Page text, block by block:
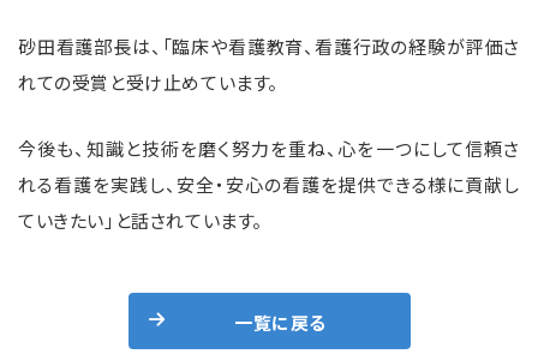
砂田看護部長は、「臨床や看護教育、看護行政の経験が評価さ
れての受賞と受け止めています。
今後も、知識と技術を磨く努力を重ね、心を一つにして信頼さ
れる看護を実践し、安全・安心の看護を提供できる様に貢献し
ていきたい」と話されています。
一覧に戻る